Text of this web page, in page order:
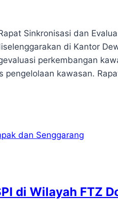
Sinkronisasi dan
di Kantor
perkembangan
pengelolaan kawasan.
di Wilayah FTZ